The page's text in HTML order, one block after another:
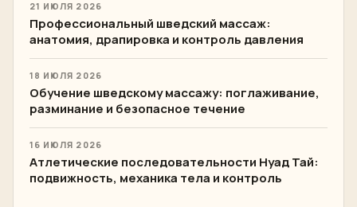
21 ИЮЛЯ 2026
Профессиональный шведский массаж:
анатомия, драпировка и контроль давления
18 ИЮЛЯ 2026
Обучение шведскому массажу: поглаживание,
разминание и безопасное течение
16 ИЮЛЯ 2026
Атлетические последовательности Нуад Тай:
подвижность, механика тела и контроль